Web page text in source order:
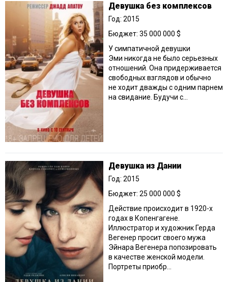
Девушка без комплексов
Год: 2015
Бюджет: 35 000 000 $
У симпатичной девушки
Эми никогда не было серьезных
отношений. Она придерживается
свободных взглядов и обычно
не ходит дважды с одним парнем
на свидание. Будучи с...
Девушка из Дании
Год: 2015
Бюджет: 25 000 000 $
Действие происходит в 1920-х
годах в Копенгагене.
Иллюстратор и художник Герда
Вегенер просит своего мужа
Эйнара Вегенера попозировать
в качестве женской модели.
Портреты приобр...